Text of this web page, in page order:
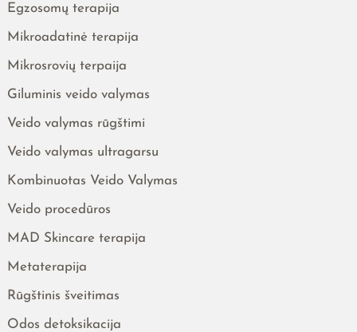
Egzosomų terapija
Mikroadatinė terapija
Mikrosrovių terpaija
Giluminis veido valymas
Veido valymas rūgštimi
Veido valymas ultragarsu
Kombinuotas Veido Valymas
Veido procedūros
MAD Skincare terapija
Metaterapija
Rūgštinis šveitimas
Odos detoksikacija